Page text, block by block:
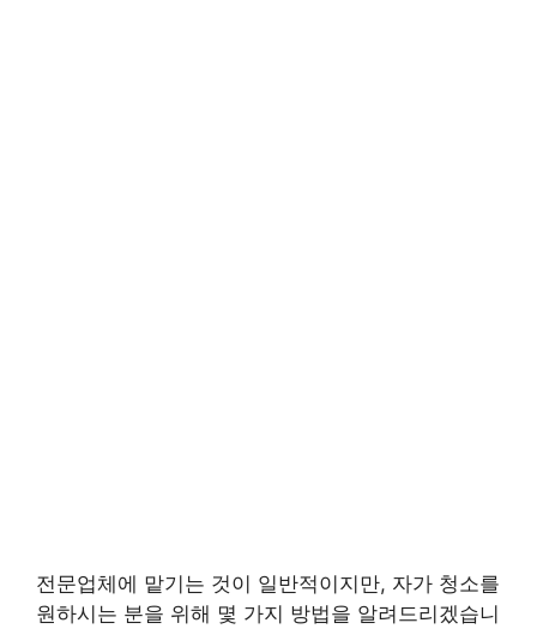
전문업체에 맡기는 것이 일반적이지만, 자가 청소를
원하시는 분을 위해 몇 가지 방법을 알려드리겠습니